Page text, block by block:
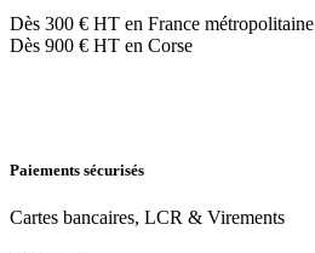
Dès 300 € HT en France métropolitaine
Dès 900 € HT en Corse
Paiements sécurisés
Cartes bancaires, LCR & Virements